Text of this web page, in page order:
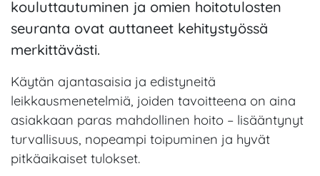
kouluttautuminen ja omien hoitotulosten
seuranta ovat auttaneet kehitystyössä
merkittävästi.
Käytän ajantasaisia ja edistyneitä
leikkausmenetelmiä, joiden tavoitteena on aina
asiakkaan paras mahdollinen hoito – lisääntynyt
turvallisuus, nopeampi toipuminen ja hyvät
pitkäaikaiset tulokset.